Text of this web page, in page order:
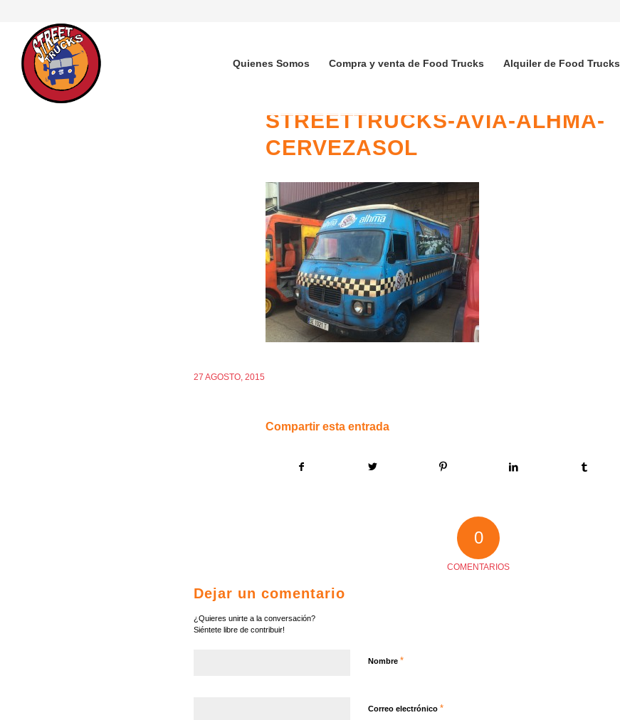
Quienes Somos Compra y venta de Food Trucks Alquiler de Food Trucks
STREETTRUCKS-AVIA-ALHMA-
CERVEZASOL
27 AGOSTO, 2015
Compartir esta entrada
0
COMENTARIOS
Dejar un comentario
¿Quieres unirte a la conversación?
Siéntete libre de contribuir!
Nombre *
Correo electrónico *